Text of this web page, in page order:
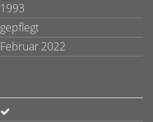
1993
gepflegt
Februar 2022